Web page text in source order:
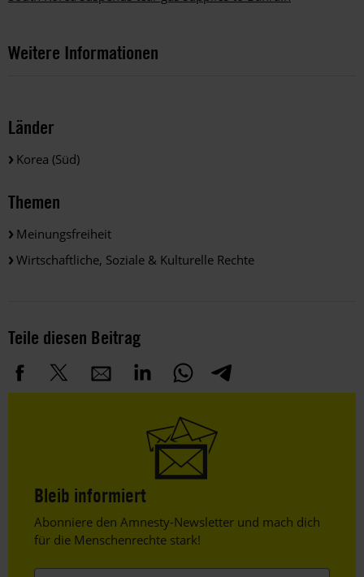
Weitere Informationen
Länder
Korea (Süd)
Themen
Meinungsfreiheit
Wirtschaftliche, Soziale & Kulturelle Rechte
Teile diesen Beitrag
Bleib informiert
Header
Text
Abonniere den Amnesty-Newsletter und mach dich
für die Menschenrechte stark!